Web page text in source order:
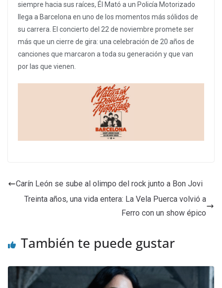
siempre hacia sus raíces, Él Mató a un Policía Motorizado
llega a Barcelona en uno de los momentos más sólidos de
su carrera. El concierto del 22 de noviembre promete ser
más que un cierre de gira: una celebración de 20 años de
canciones que marcaron a toda su generación y que van
por las que vienen.
Carín León se sube al olimpo del rock junto a Bon Jovi
Treinta años, una vida entera: La Vela Puerca volvió a
Ferro con un show épico
También te puede gustar